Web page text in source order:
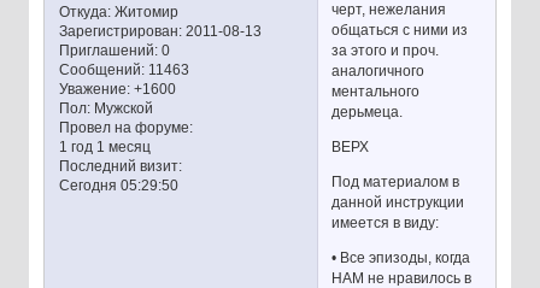
Откуда:Житомир
Зарегистрирован: 2011-08-13
Приглашений:0
Сообщений:11463
Уважение: +1600
Пол:Мужской
Провел на форуме:
1 год 1 месяц
Последний визит:
Сегодня 05:29:50
черт, нежелания
общаться с ними из
за этого и проч.
аналогичного
ментального
дерьмеца.
ВЕРХ
Под материалом в
данной инструкции
имеется в виду:
• Все эпизоды, когда
НАМ не нравилось в